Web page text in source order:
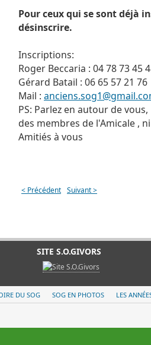
Pour ceux qui se sont déjà
désinscrire.
Inscriptions:
Roger Beccaria : 04 78 73 45
Gérard Batail : 06 65 57 21 76
Mail :
PS: Parlez en autour de
des membres de l'Amicale ,
Amitiés à vous
< Précédent Suivant >
SITE S.O.GIVORS
DU SOG SOG EN PHOTOS LES